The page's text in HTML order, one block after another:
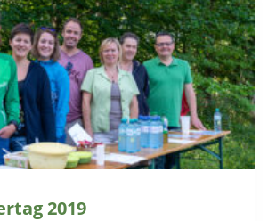
2019